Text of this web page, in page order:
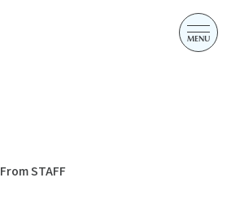
From STAFF